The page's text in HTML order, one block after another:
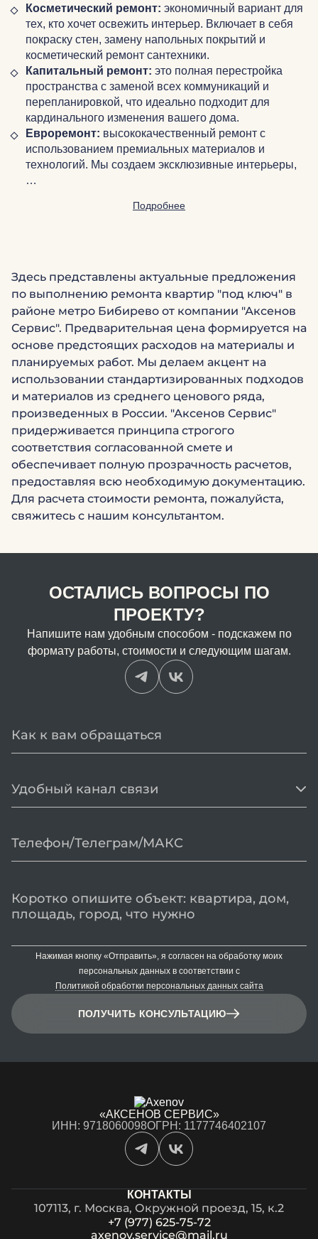
Косметический ремонт: экономичный вариант для
тех, кто хочет освежить интерьер. Включает в себя
покраску стен, замену напольных покрытий и
косметический ремонт сантехники.
Капитальный ремонт: это полная перестройка
пространства с заменой всех коммуникаций и
перепланировкой, что идеально подходит для
кардинального изменения вашего дома.
Евроремонт: высококачественный ремонт с
использованием премиальных материалов и
технологий. Мы создаем эксклюзивные интерьеры,
…
Подробнее
Здесь представлены актуальные предложения
по выполнению ремонта квартир "под ключ" в
районе метро Бибирево от компании "Аксенов
Сервис". Предварительная цена формируется на
основе предстоящих расходов на материалы и
планируемых работ. Мы делаем акцент на
использовании стандартизированных подходов
и материалов из среднего ценового ряда,
произведенных в России. "Аксенов Сервис"
придерживается принципа строгого
соответствия согласованной смете и
обеспечивает полную прозрачность расчетов,
предоставляя всю необходимую документацию.
Для расчета стоимости ремонта, пожалуйста,
свяжитесь с нашим консультантом.
ОСТАЛИСЬ ВОПРОСЫ ПО
ПРОЕКТУ?
Напишите нам удобным способом - подскажем по
формату работы, стоимости и следующим шагам.
Удобный канал связи
ПОЛУЧИТЬ КОНСУЛЬТАЦИЮ
Нажимая кнопку «Отправить», я согласен на обработку моих
персональных данных в соответствии с
Политикой обработки персональных данных сайта
«АКСЕНОВ СЕРВИС»
ИНН: 9718060098ОГРН: 1177746402107
КОНТАКТЫ
107113, г. Москва, Окружной проезд, 15, к.2
+7 (977) 625-75-72
axenov.service@mail.ru